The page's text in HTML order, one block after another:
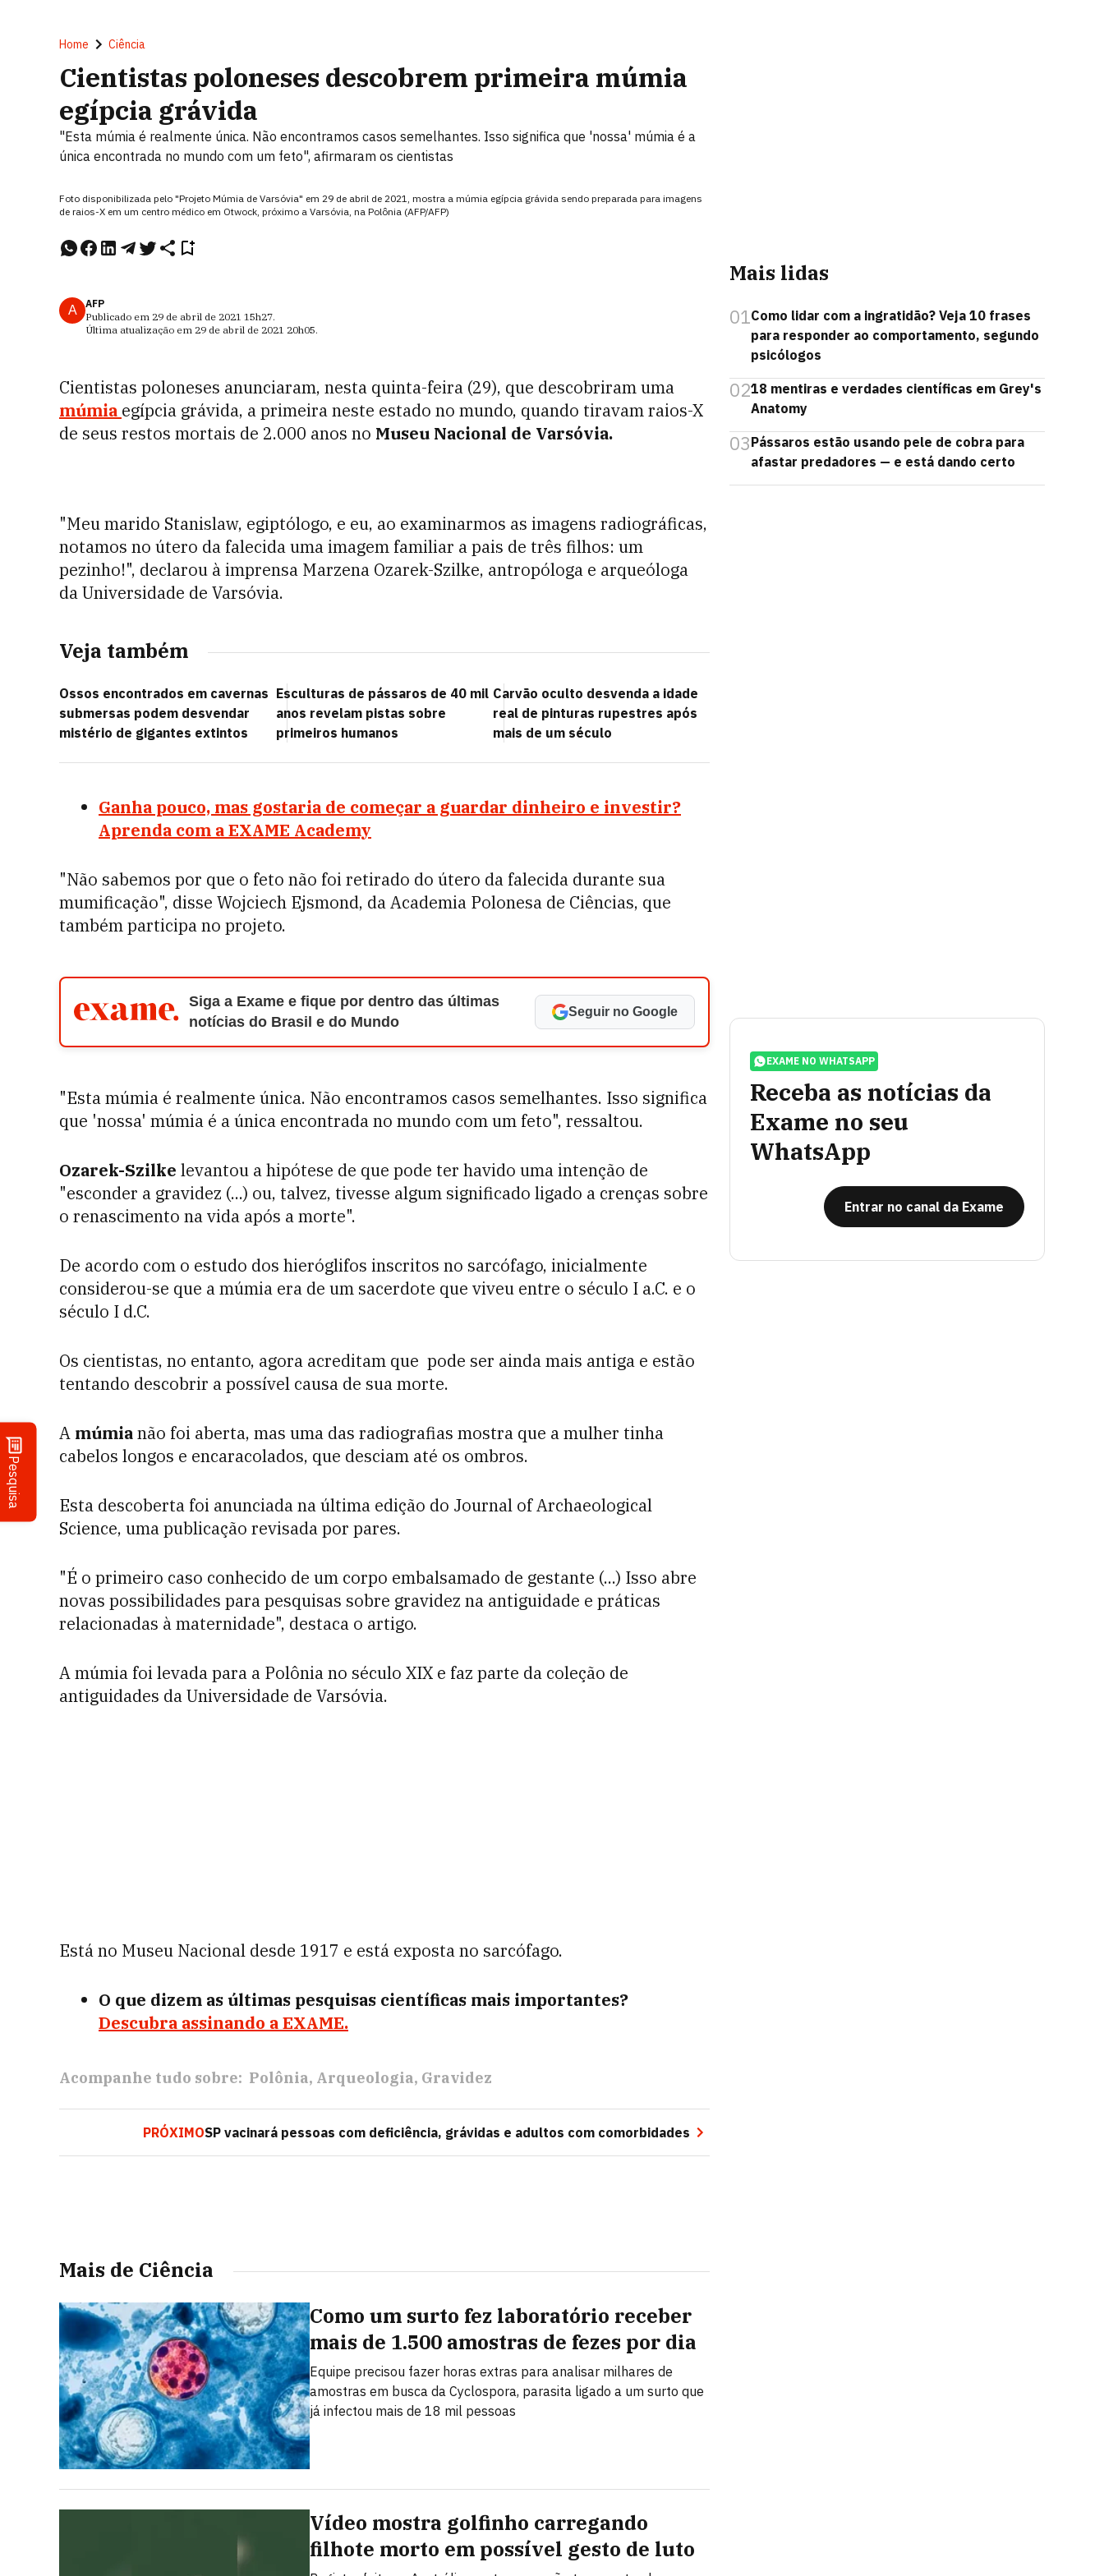
Pesquisa
Home Ciência
Cientistas poloneses descobrem primeira múmia
egípcia grávida
"Esta múmia é realmente única. Não encontramos casos semelhantes. Isso significa que 'nossa' múmia é a
única encontrada no mundo com um feto", afirmaram os cientistas
Foto disponibilizada pelo "Projeto Múmia de Varsóvia" em 29 de abril de 2021, mostra a múmia egípcia grávida sendo preparada para imagens
de raios-X em um centro médico em Otwock, próximo a Varsóvia, na Polônia (AFP/AFP)
A
AFP
Publicado em 29 de abril de 2021 15h27.
Última atualização em 29 de abril de 2021 20h05.
Cientistas poloneses anunciaram, nesta quinta-feira (29), que descobriram uma
múmia egípcia grávida, a primeira neste estado no mundo, quando tiravam raios-X
de seus restos mortais de 2.000 anos no Museu Nacional de Varsóvia.
"Meu marido Stanislaw, egiptólogo, e eu, ao examinarmos as imagens radiográficas,
notamos no útero da falecida uma imagem familiar a pais de três filhos: um
pezinho!", declarou à imprensa Marzena Ozarek-Szilke, antropóloga e arqueóloga
da Universidade de Varsóvia.
Veja também
Ossos encontrados em cavernas
submersas podem desvendar
mistério de gigantes extintos
Esculturas de pássaros de 40 mil
anos revelam pistas sobre
primeiros humanos
Carvão oculto desvenda a idade
real de pinturas rupestres após
mais de um século
Ganha pouco, mas gostaria de começar a guardar dinheiro e investir?
Aprenda com a EXAME Academy
"Não sabemos por que o feto não foi retirado do útero da falecida durante sua
mumificação", disse Wojciech Ejsmond, da Academia Polonesa de Ciências, que
também participa no projeto.
Siga a Exame e fique por dentro das últimas
notícias do Brasil e do Mundo
Seguir no Google
"Esta múmia é realmente única. Não encontramos casos semelhantes. Isso significa
que 'nossa' múmia é a única encontrada no mundo com um feto", ressaltou.
Ozarek-Szilke levantou a hipótese de que pode ter havido uma intenção de
"esconder a gravidez (...) ou, talvez, tivesse algum significado ligado a crenças sobre
o renascimento na vida após a morte".
De acordo com o estudo dos hieróglifos inscritos no sarcófago, inicialmente
considerou-se que a múmia era de um sacerdote que viveu entre o século I a.C. e o
século I d.C.
Os cientistas, no entanto, agora acreditam que pode ser ainda mais antiga e estão
tentando descobrir a possível causa de sua morte.
A múmianão foi aberta, mas uma das radiografias mostra que a mulher tinha
cabelos longos e encaracolados, que desciam até os ombros.
Esta descoberta foi anunciada na última edição do Journal of Archaeological
Science, uma publicação revisada por pares.
"É o primeiro caso conhecido de um corpo embalsamado de gestante (...) Isso abre
novas possibilidades para pesquisas sobre gravidez na antiguidade e práticas
relacionadas à maternidade", destaca o artigo.
A múmia foi levada para a Polônia no século XIX e faz parte da coleção de
antiguidades da Universidade de Varsóvia.
Está no Museu Nacional desde 1917 e está exposta no sarcófago.
O que dizem as últimas pesquisas científicas mais importantes?
Descubra assinando a EXAME.
Acompanhe tudo sobre: Polônia Arqueologia Gravidez
PRÓXIMOSP vacinará pessoas com deficiência, grávidas e adultos com comorbidades
Mais de Ciência
Como um surto fez laboratório receber
mais de 1.500 amostras de fezes por dia
Equipe precisou fazer horas extras para analisar milhares de
amostras em busca da Cyclospora, parasita ligado a um surto que
já infectou mais de 18 mil pessoas
Vídeo mostra golfinho carregando
filhote morto em possível gesto de luto
Mais lidas
01Como lidar com a ingratidão? Veja 10 frases
para responder ao comportamento, segundo
psicólogos
0218 mentiras e verdades científicas em Grey's
Anatomy
03Pássaros estão usando pele de cobra para
afastar predadores — e está dando certo
EXAME NO WHATSAPP
Receba as notícias da
Exame no seu
WhatsApp
Entrar no canal da Exame